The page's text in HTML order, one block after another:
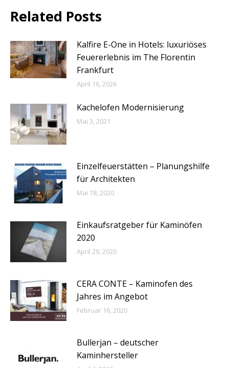
Related Posts
Kalfire E-One in Hotels: luxuriöses
Feuererlebnis im The Florentin
Frankfurt
April 16, 2026
Kachelofen Modernisierung
Mai 3, 2021
Einzelfeuerstätten – Planungshilfe
für Architekten
Mai 18, 2020
Einkaufsratgeber für Kaminöfen
2020
April 29, 2020
CERA CONTE – Kaminofen des
Jahres im Angebot
Februar 16, 2020
Bullerjan – deutscher
Kaminhersteller